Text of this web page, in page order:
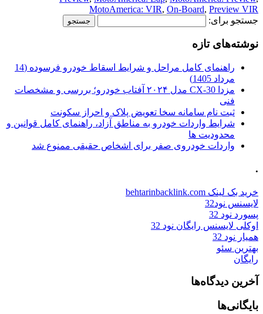
MotoAmerica: VIR, On-Board, Preview VIR
جستجو برای:
نوشته‌های تازه
راهنمای کامل مراحل و شرایط اسقاط خودرو فرسوده (14
مرداد 1405)
مزدا CX-30 مدل ۲۰۲۴ آفتاب خودرو؛ بررسی و مشخصات
فنی
ثبت نام سامانه سخا تعویض پلاک و احراز سکونت
شرایط واردات خودرو به مناطق آزاد، راهنمای کامل قوانین و
محدودیت ها
واردات خودروی صفر برای اشخاص حقیقی ممنوع شد
.
خرید بک لینک behtarinbacklink.com
لایسنس نود32
پسورد نود 32
اوکلی لایسنس رایگان نود 32
همیار نود 32
بهترین سئو
رایگان
آخرین دیدگاه‌ها
بایگانی‌ها